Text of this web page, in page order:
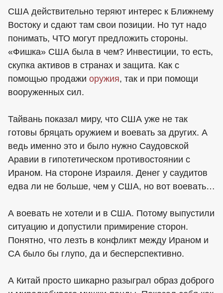
США действительно теряют интерес к Ближнему
Востоку и сдают там свои позиции. Но тут надо
понимать, ЧТО могут предложить стороны.
«Фишка» США была в чем? Инвестиции, то есть,
скупка активов в странах и защита. Как с
помощью продажи оружия, так и при помощи
вооруженных сил.
Тайвань показал миру, что США уже не так
готовы бряцать оружием и воевать за других. А
ведь именно это и было нужно Саудовской
Аравии в гипотетическом противостоянии с
Ираном. На стороне Израиля. Денег у саудитов
едва ли не больше, чем у США, но вот воевать…
А воевать не хотели и в США. Потому выпустили
ситуацию и допустили примирение сторон.
Понятно, что лезть в конфликт между Ираном и
СА было бы глупо, да и бесперспективно.
А Китай просто шикарно разыграл образ доброго